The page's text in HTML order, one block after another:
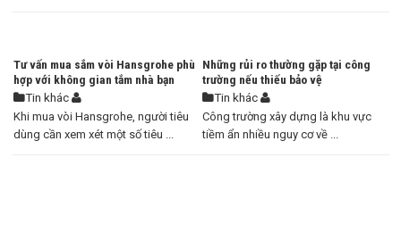
Tư vấn mua sắm vòi Hansgrohe phù
hợp với không gian tắm nhà bạn
Tin khác
Khi mua vòi Hansgrohe, người tiêu
dùng cần xem xét một số tiêu ...
Những rủi ro thường gặp tại công
trường nếu thiếu bảo vệ
Tin khác
Công trường xây dựng là khu vực
tiềm ẩn nhiều nguy cơ về ...